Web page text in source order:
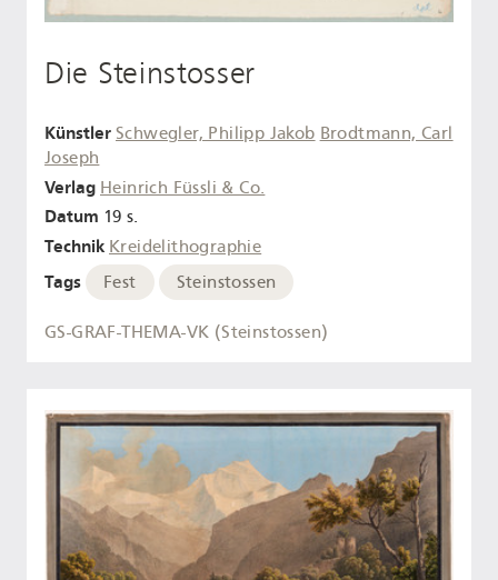
Die Steinstosser
Künstler Schwegler, Philipp Jakob Brodtmann, Carl
Joseph
Verlag Heinrich Füssli & Co.
Datum 19 s.
Technik Kreidelithographie
Tags Fest Steinstossen
GS-GRAF-THEMA-VK (Steinstossen)